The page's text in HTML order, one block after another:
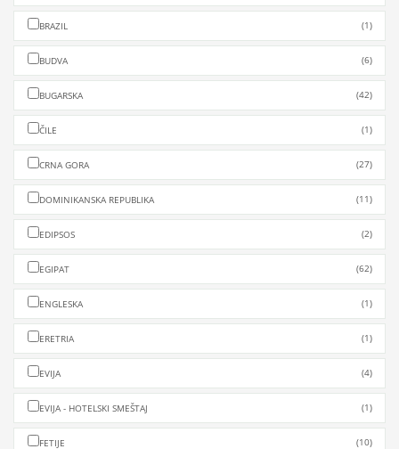
BRAZIL (1)
BUDVA (6)
BUGARSKA (42)
ČILE (1)
CRNA GORA (27)
DOMINIKANSKA REPUBLIKA (11)
EDIPSOS (2)
EGIPAT (62)
ENGLESKA (1)
ERETRIA (1)
EVIJA (4)
EVIJA - HOTELSKI SMEŠTAJ (1)
FETIJE (10)